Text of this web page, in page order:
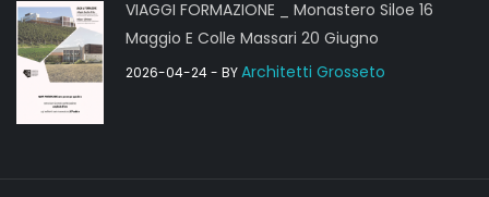
VIAGGI FORMAZIONE _ Monastero Siloe 16
Maggio E Colle Massari 20 Giugno
2026-04-24- BYArchitetti Grosseto